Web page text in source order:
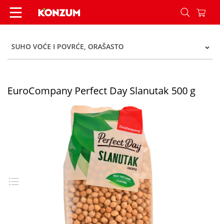
EuroCompany Perfect Day Slanutak 500 g -
SUHO VOĆE I POVRĆE, ORAŠASTO
EuroCompany Perfect Day Slanutak 500 g